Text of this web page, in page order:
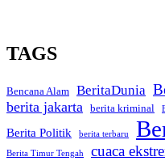
TAGS
Bencana Alam BeritaDunia
berita jakarta berita kriminal
Berita Politik berita terbaru
Berita Timur Tengah cuaca